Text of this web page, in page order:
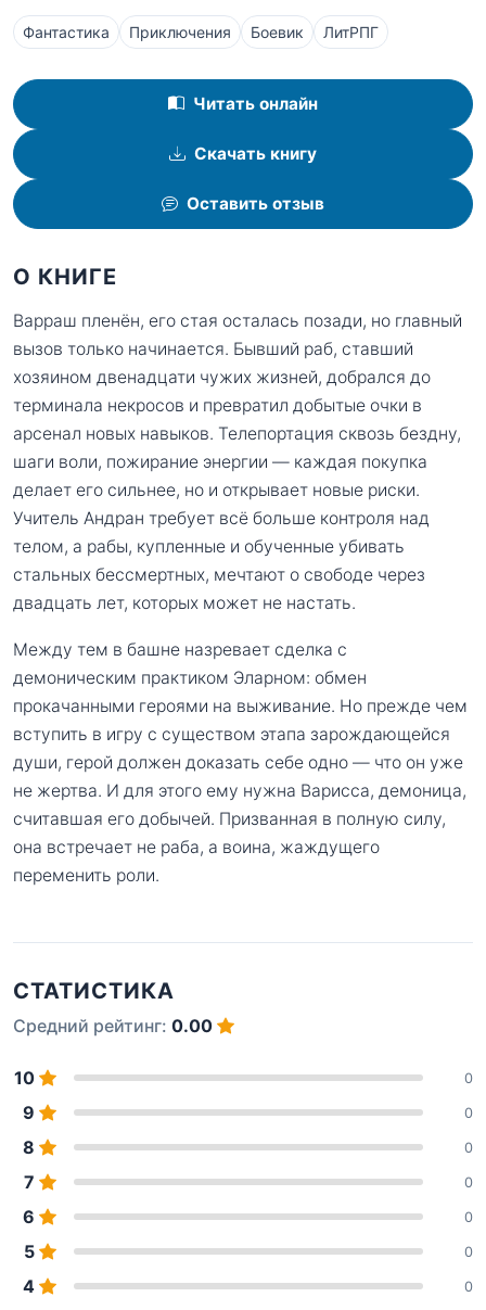
Фантастика Приключения Боевик ЛитРПГ
Читать онлайн
Скачать книгу
Оставить отзыв
О КНИГЕ
Варраш пленён, его стая осталась позади, но главный
вызов только начинается. Бывший раб, ставший
хозяином двенадцати чужих жизней, добрался до
терминала некросов и превратил добытые очки в
арсенал новых навыков. Телепортация сквозь бездну,
шаги воли, пожирание энергии — каждая покупка
делает его сильнее, но и открывает новые риски.
Учитель Андран требует всё больше контроля над
телом, а рабы, купленные и обученные убивать
стальных бессмертных, мечтают о свободе через
двадцать лет, которых может не настать.
Между тем в башне назревает сделка с
демоническим практиком Эларном: обмен
прокачанными героями на выживание. Но прежде чем
вступить в игру с существом этапа зарождающейся
души, герой должен доказать себе одно — что он уже
не жертва. И для этого ему нужна Варисса, демоница,
считавшая его добычей. Призванная в полную силу,
она встречает не раба, а воина, жаждущего
переменить роли.
СТАТИСТИКА
Средний рейтинг: 0.00
10 0
9 0
8 0
7 0
6 0
5 0
4 0